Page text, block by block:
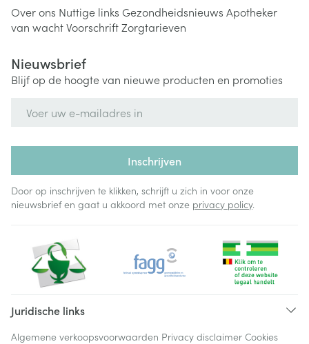
Over ons Nuttige links Gezondheidsnieuws Apotheker
van wachtVoorschriftZorgtarieven
Nieuwsbrief
Blijf op de hoogte van nieuwe producten en promoties
Inschrijven
Door op inschrijven te klikken, schrijft u zich in voor onze
nieuwsbrief en gaat u akkoord met onze privacy policy.
Juridische links
Algemene verkoopsvoorwaarden Privacy disclaimer Cookies